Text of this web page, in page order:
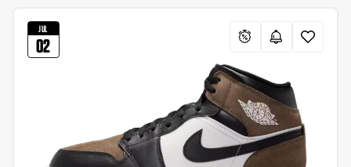
JUL
02